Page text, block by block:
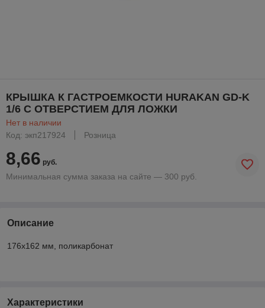
КРЫШКА К ГАСТРОЕМКОСТИ HURAKAN GD-K
1/6 С ОТВЕРСТИЕМ ДЛЯ ЛОЖКИ
Нет в наличии
Код: экп217924
Розница
8,66 руб.
Минимальная сумма заказа на сайте — 300 руб.
Описание
176x162 мм, поликарбонат
Характеристики